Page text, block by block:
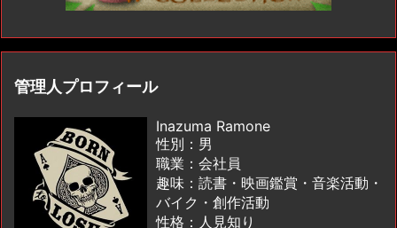
管理人プロフィール
Inazuma Ramone
性別：男
職業：会社員
趣味：読書・映画鑑賞・音楽活動・
バイク・創作活動
性格：人見知り